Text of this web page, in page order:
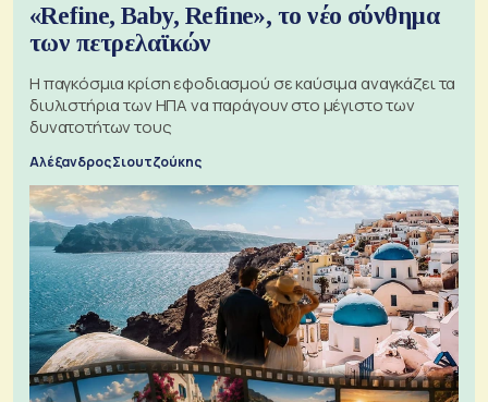
«Refine, Baby, Refine», το νέο σύνθημα
των πετρελαϊκών
Η παγκόσμια κρίση εφοδιασμού σε καύσιμα αναγκάζει τα
διυλιστήρια των ΗΠΑ να παράγουν στο μέγιστο των
δυνατοτήτων τους
Αλέξανδρος Σιουτζούκης